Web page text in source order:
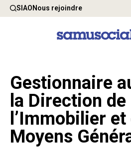
SIAONous rejoindre
Gestionnaire
la Direction de
l’Immobilier et
Moyens